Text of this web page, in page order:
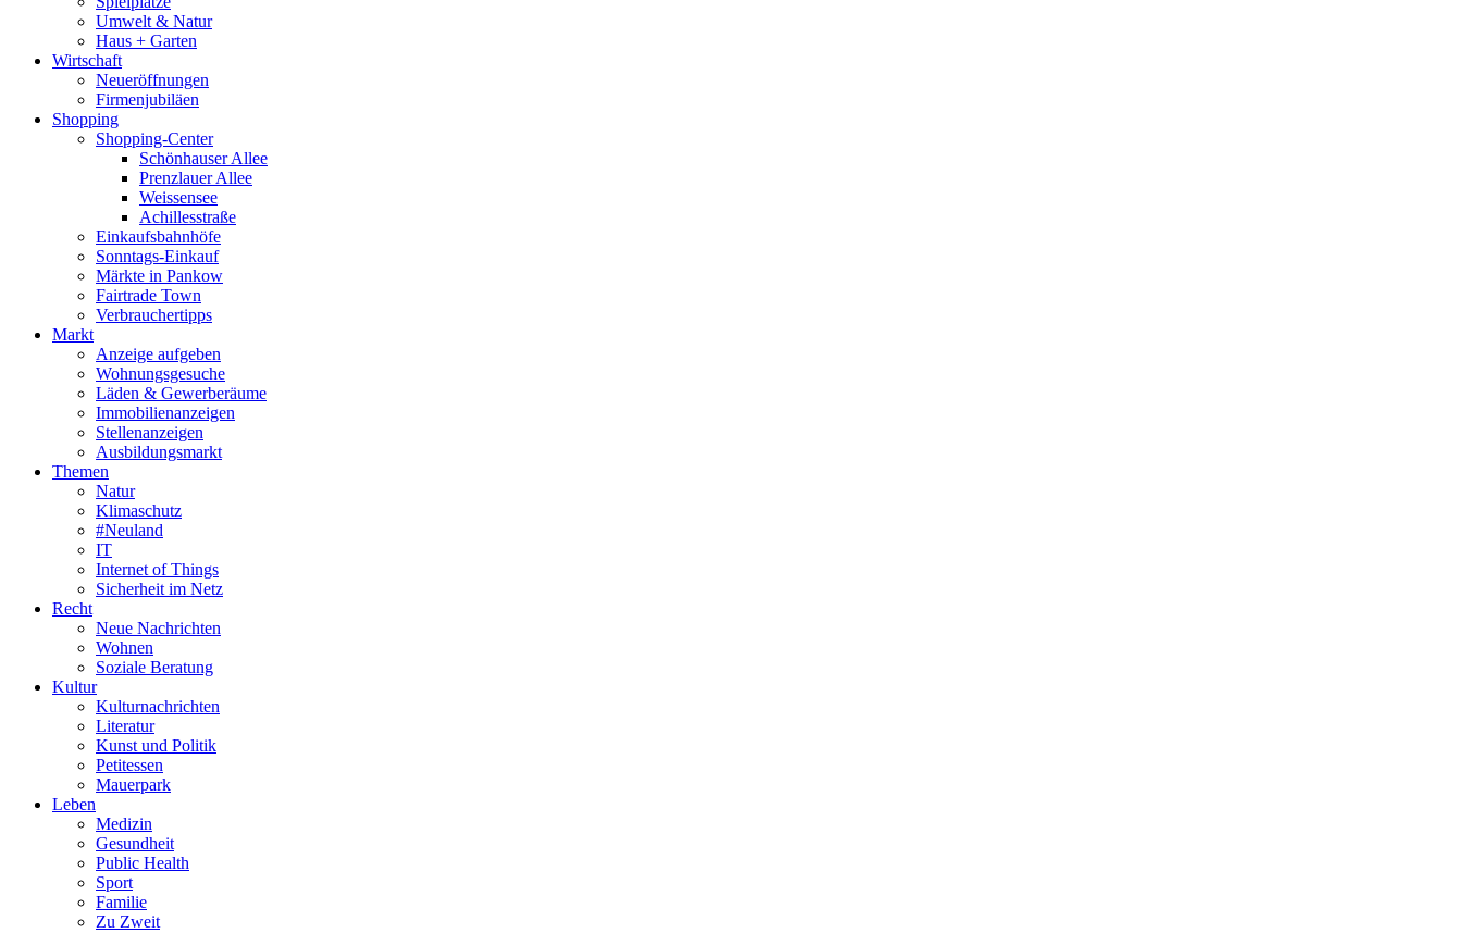
Umwelt & Natur
Haus + Garten
Wirtschaft
Neueröffnungen
Firmenjubiläen
Shopping
Shopping-Center
Schönhauser Allee
Prenzlauer Allee
Weissensee
Achillesstraße
Einkaufsbahnhöfe
Sonntags-Einkauf
Märkte in Pankow
Fairtrade Town
Verbrauchertipps
Markt
Anzeige aufgeben
Wohnungsgesuche
Läden & Gewerberäume
Immobilienanzeigen
Stellenanzeigen
Ausbildungsmarkt
Themen
Natur
Klimaschutz
#Neuland
IT
Internet of Things
Sicherheit im Netz
Recht
Neue Nachrichten
Wohnen
Soziale Beratung
Kultur
Kulturnachrichten
Literatur
Kunst und Politik
Petitessen
Mauerpark
Leben
Medizin
Gesundheit
Public Health
Sport
Familie
Zu Zweit